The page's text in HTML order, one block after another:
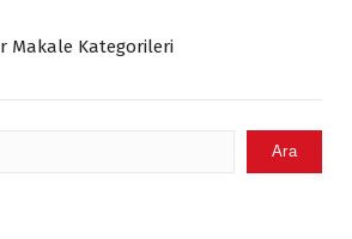
Makale Kategorileri